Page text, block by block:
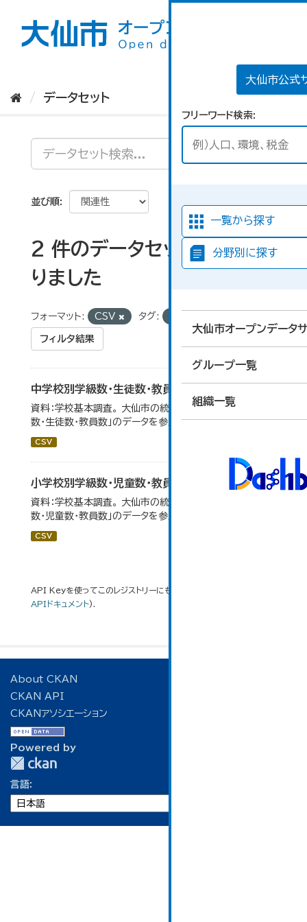
大仙市公式
フリーワード検索
一覧から探す
分野別に探す
大仙市オープンデータ
グループ一覧
組織一覧
データセット
並び順
2 件のデータセットが見つか
りました
フォーマット: CSV タグ:
フィルタ結果
中学校別学級数・生徒数・教員数
資料：学校基本調査。 大仙市の統計「14-6 中学校別学級
数・生徒数・教員数」のデータを参照しています。
CSV
小学校別学級数・児童数・教員数
資料：学校基本調査。 大仙市の統計「14-4 小学校別学級
数・児童数・教員数」のデータを参照しています。
CSV
API Keyを使ってこのレジストリーにもアクセス可能です
APIドキュメント).
About CKAN
CKAN API
CKANアソシエーション
Powered by
言語